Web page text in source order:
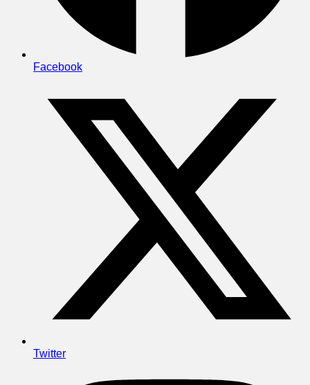
Facebook
Twitter